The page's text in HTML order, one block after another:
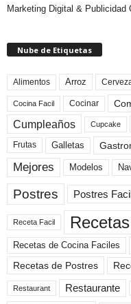
Marketing Digital & Publicidad
Nube de Etiquetas
Alimentos Arroz
Cocina Facil Cocinar
Cumpleaños Cupcake
Frutas Galletas
Mejores Modelos
Postres Postres
Receta Facil Recetas
Recetas de Cocina Faciles
Recetas de Postres
Restaurant Restaurante